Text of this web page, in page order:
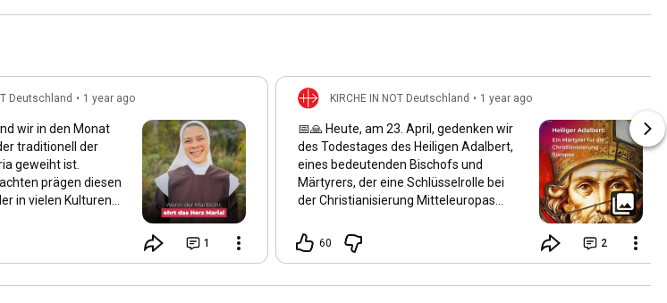
Deutschland • 1 year ago
wir in den Monat
traditionell der
geweiht ist.
prägen diesen
in vielen Kulturen
auf, und die Natur
Schönheit.
der Schöpfung
1
KIRCHE IN NOT Deutschland • 1 year ago
📅🙏 Heute, am 23. April, gedenken wir
des Todestages des Heiligen Adalbert,
eines bedeutenden Bischofs und
Märtyrers, der eine Schlüsselrolle bei
der Christianisierung Mitteleuropas
wurde er der zweite Bischof von Prag
und setzte sich intensiv für die
Böhmen, Polen und Ungarn ein. Am 23.
60 2